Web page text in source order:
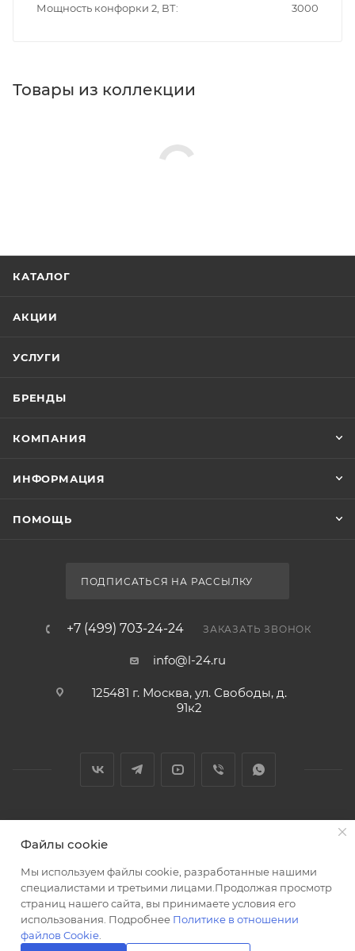
Мощность конфорки 2, ВТ
3000
Товары из коллекции
КАТАЛОГ
АКЦИИ
УСЛУГИ
БРЕНДЫ
КОМПАНИЯ
ИНФОРМАЦИЯ
ПОМОЩЬ
ПОДПИСАТЬСЯ НА РАССЫЛКУ
+7 (499) 703-24-24 ЗАКАЗАТЬ ЗВОНОК
info@l-24.ru
125481 г. Москва, ул. Свободы, д.
91к2
Разработка сайта
Файлы cookie
Мы используем файлы cookie, разработанные нашими
специалистами и третьими лицами.Продолжая просмотр
страниц нашего сайта, вы принимаете условия его
использования. Подробнее Политике в отношении
файлов Cookie